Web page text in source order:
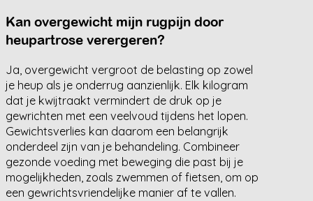
Kan overgewicht mijn rugpijn door
heupartrose verergeren?
Ja, overgewicht vergroot de belasting op zowel
je heup als je onderrug aanzienlijk. Elk kilogram
dat je kwijtraakt vermindert de druk op je
gewrichten met een veelvoud tijdens het lopen.
Gewichtsverlies kan daarom een belangrijk
onderdeel zijn van je behandeling. Combineer
gezonde voeding met beweging die past bij je
mogelijkheden, zoals zwemmen of fietsen, om op
een gewrichtsvriendelijke manier af te vallen.